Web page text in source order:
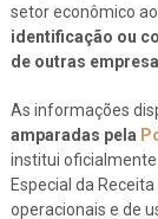
setor econômico
identificação ou
de outras
As informações
amparadas pela
institui
Especial da
operacionais e de